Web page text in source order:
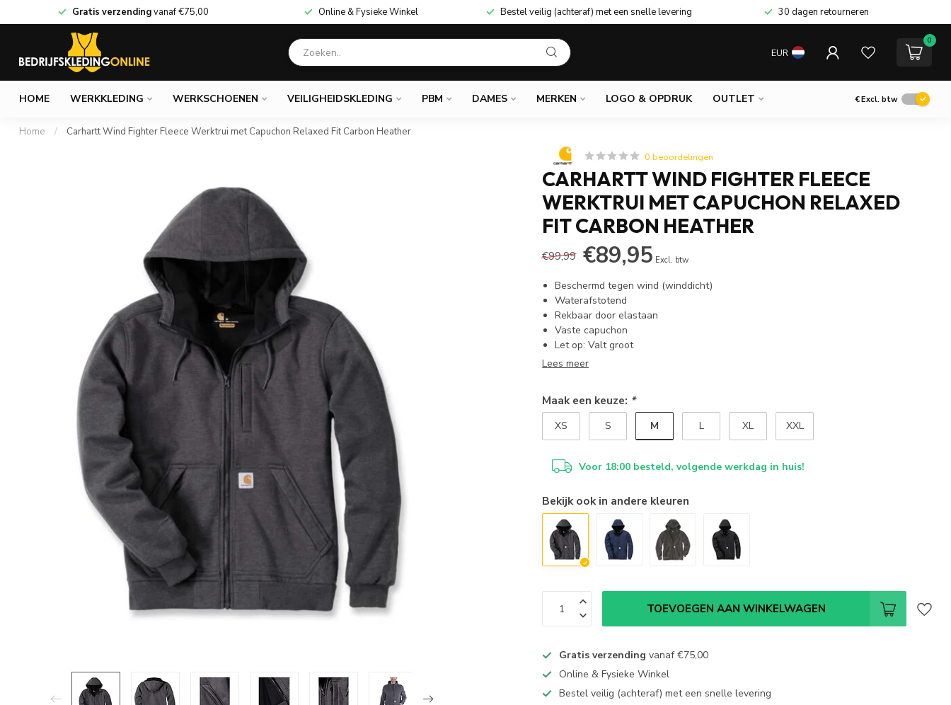
Gratis verzendingvanaf€75,00 Online & Fysieke Winkel Bestel veilig (achteraf) met een snelle levering 30 dagen retourneren
EUR
0
HOME WERKKLEDING WERKSCHOENEN VEILIGHEIDSKLEDING PBM DAMES MERKEN LOGO & OPDRUK OUTLET €Excl. btw
Home / Carhartt Wind Fighter Fleece Werktrui met Capuchon Relaxed Fit Carbon Heather
0 beoordelingen
CARHARTT WIND FIGHTER FLEECE
WERKTRUI MET CAPUCHON RELAXED
FIT CARBON HEATHER
€99,99 €89,95 Excl. btw
Beschermd tegen wind (winddicht)
Waterafstotend
Rekbaar door elastaan
Vaste capuchon
Let op: Valt groot
Lees meer
Maak een keuze: *
XS S M L XL XXL
Voor 18:00 besteld, volgende werkdag in huis!
Bekijk ook in andere kleuren
TOEVOEGEN AAN WINKELWAGEN
Gratis verzending vanaf€75,00
Online & Fysieke Winkel
Bestel veilig (achteraf) met een snelle levering